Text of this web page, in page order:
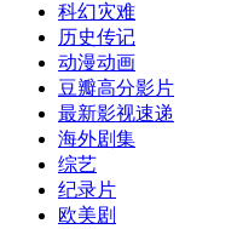
科幻灾难
历史传记
动漫动画
豆瓣高分影片
最新影视速递
海外剧集
综艺
纪录片
欧美剧